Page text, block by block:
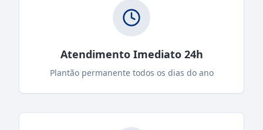
Atendimento Imediato 24h
Plantão permanente todos os dias do ano